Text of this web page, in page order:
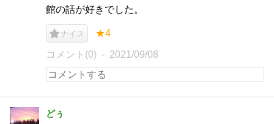
館の話が好きでした。
ナイス ★4
コメント(0) 2021/09/08
どぅ